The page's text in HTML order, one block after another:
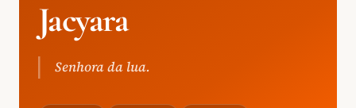
Jacyara
Senhora da lua.